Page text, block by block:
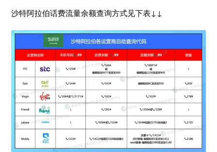
沙特阿拉伯话费流量余额查询方式见下表↓↓